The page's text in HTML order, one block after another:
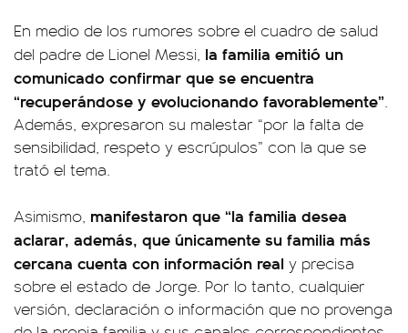
En medio de los rumores sobre el cuadro de salud
del padre de Lionel Messi, la familia emitió un
comunicado confirmar que se encuentra
“recuperándose y evolucionando favorablemente”.
Además, expresaron su malestar “por la falta de
sensibilidad, respeto y escrúpulos” con la que se
trató el tema.
Asimismo, manifestaron que “la familia desea
aclarar, además, que únicamente su familia más
cercana cuenta con información real y precisa
sobre el estado de Jorge. Por lo tanto, cualquier
versión, declaración o información que no provenga